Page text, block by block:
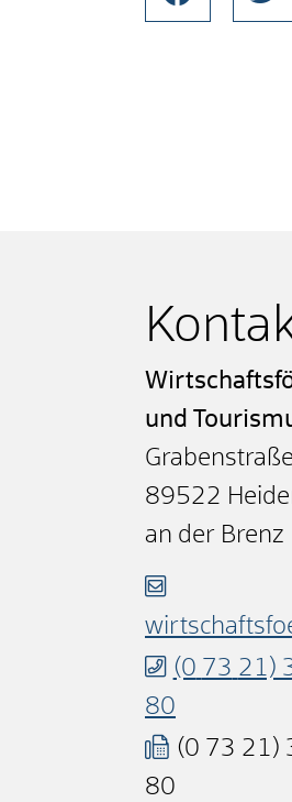
und
89522
an der Brenz
(0 73 21)
80
(0 73 21)
80